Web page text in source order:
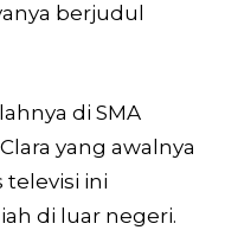
berjudul
di SMA
yang awalnya
televisi ini
di luar negeri.